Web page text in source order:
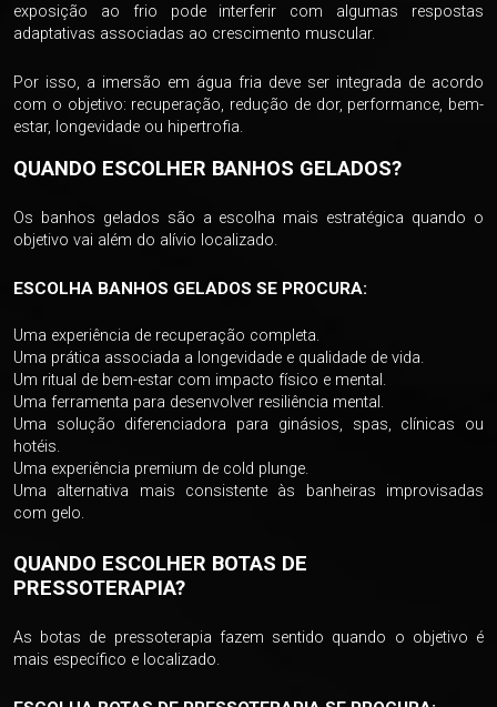
exposição ao frio pode interferir com algumas respostas
adaptativas associadas ao crescimento muscular.
Por isso, a imersão em água fria deve ser integrada de acordo
com o objetivo: recuperação, redução de dor, performance, bem-
estar, longevidade ou hipertrofia.
QUANDO ESCOLHER BANHOS GELADOS?
Os banhos gelados são a escolha mais estratégica quando o
objetivo vai além do alívio localizado.
ESCOLHA BANHOS GELADOS SE PROCURA:
Uma experiência de recuperação completa.
Uma prática associada a longevidade e qualidade de vida.
Um ritual de bem-estar com impacto físico e mental.
Uma ferramenta para desenvolver resiliência mental.
Uma solução diferenciadora para ginásios, spas, clínicas ou
hotéis.
Uma experiência premium de cold plunge.
Uma alternativa mais consistente às banheiras improvisadas
com gelo.
QUANDO ESCOLHER BOTAS DE
PRESSOTERAPIA?
As botas de pressoterapia fazem sentido quando o objetivo é
mais específico e localizado.